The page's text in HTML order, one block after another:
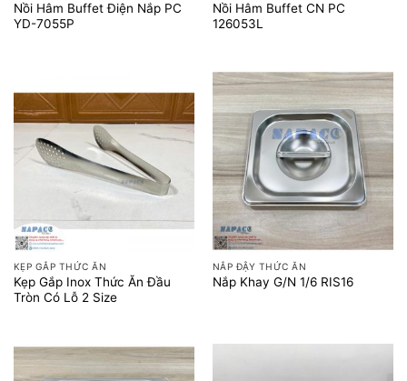
Nồi Hâm Buffet Điện Nắp PC
YD-7055P
Nồi Hâm Buffet CN PC
126053L
KẸP GẮP THỨC ĂN
Kẹp Gắp Inox Thức Ăn Đầu
Tròn Có Lỗ 2 Size
NẮP ĐẬY THỨC ĂN
Nắp Khay G/N 1/6 RIS16